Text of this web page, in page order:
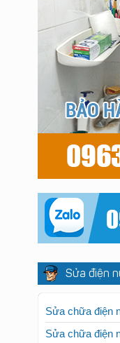
Sửa điện
Sửa chữa điện
Sửa chữa điện